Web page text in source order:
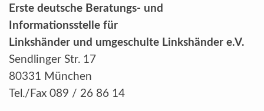
Erste deutsche Beratungs- und
Informationsstelle für
Linkshänder und umgeschulte Linkshänder e.V.
Sendlinger Str. 17
80331 München
Tel./Fax 089 / 26 86 14